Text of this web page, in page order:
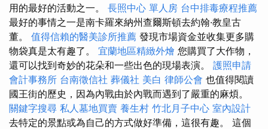
用的最好的活動之一。 長照中心 單人房 台中排毒療程推薦
最好的事情之一是南卡羅來納州查爾斯頓去約翰·教皇古
董。 值得信賴的醫美診所推薦 發現市場資金並收集更多購
物袋真是太有趣了。 宜蘭地區精緻外燴 您購買了大作物，
還可以找到奇妙的花朵和一些出色的現場表演。 護照申請
會計事務所 台南徵信社 葬儀社 美白 律師公會 也值得閱讀
國王街的歷史，因為內戰由於內戰而遇到了嚴重的麻煩。
關鍵字搜尋 私人墓地買賣 養生村 竹北月子中心 室內設計
去特定的景點或為自己的方式做好準備，這很有趣。 這個